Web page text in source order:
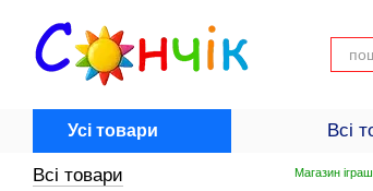
Усі товари Всі
Магазин
Всі товари